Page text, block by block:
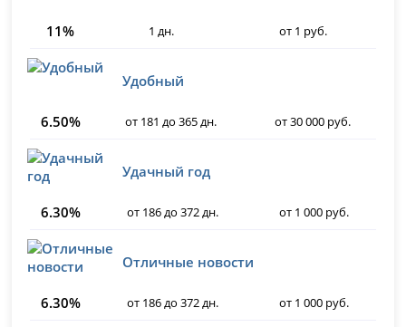
11% 1 дн. от 1 руб.
Удобный
6.50% от 181 до 365 дн. от 30 000 руб.
Удачный год
6.30% от 186 до 372 дн. от 1 000 руб.
Отличные новости
6.30% от 186 до 372 дн. от 1 000 руб.